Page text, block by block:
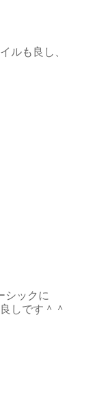
ルも良し、
シックに
しです＾＾